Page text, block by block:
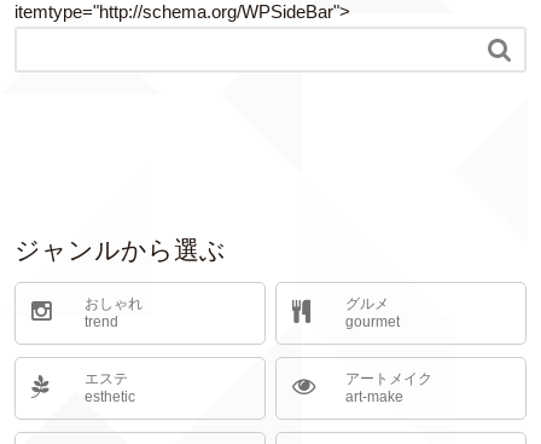
itemtype="http://schema.org/WPSideBar">

ジャンルから選ぶ
おしゃれ
trend
グルメ
gourmet
エステ
esthetic
アートメイク
art-make